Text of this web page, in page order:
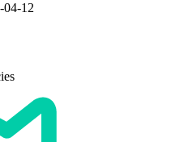
04-12
House
Society
/
Emergencies